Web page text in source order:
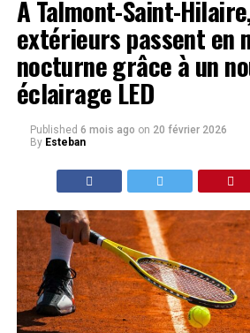
À Talmont-Saint-
extérieurs passent en
nocturne grâce à un
éclairage LED
Published 6 mois ago on 20 février 2026
By Esteban